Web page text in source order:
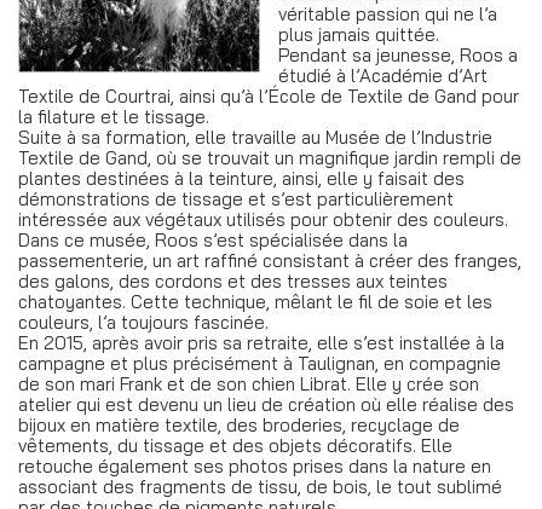
véritable passion qui ne l’a
plus jamais quittée.
Pendant sa jeunesse, Roos a
étudié à l’Académie d’Art
Textile de Courtrai, ainsi qu’à l’École de Textile de Gand pour
la filature et le tissage.
Suite à sa formation, elle travaille au Musée de l’Industrie
Textile de Gand, où se trouvait un magnifique jardin rempli de
plantes destinées à la teinture, ainsi, elle y faisait des
démonstrations de tissage et s’est particulièrement
intéressée aux végétaux utilisés pour obtenir des couleurs.
Dans ce musée, Roos s’est spécialisée dans la
passementerie, un art raffiné consistant à créer des franges,
des galons, des cordons et des tresses aux teintes
chatoyantes. Cette technique, mêlant le fil de soie et les
couleurs, l’a toujours fascinée.
En 2015, après avoir pris sa retraite, elle s’est installée à la
campagne et plus précisément à Taulignan, en compagnie
de son mari Frank et de son chien Librat. Elle y crée son
atelier qui est devenu un lieu de création où elle réalise des
bijoux en matière textile, des broderies, recyclage de
vêtements, du tissage et des objets décoratifs. Elle
retouche également ses photos prises dans la nature en
associant des fragments de tissu, de bois, le tout sublimé